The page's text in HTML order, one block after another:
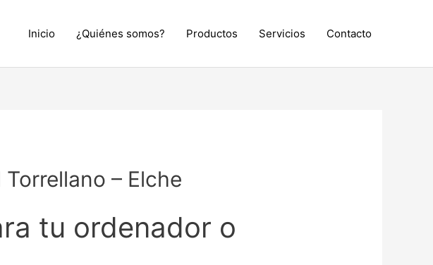
Inicio ¿Quiénes somos? Productos Servicios Contacto
– Elche
tu ordenador o